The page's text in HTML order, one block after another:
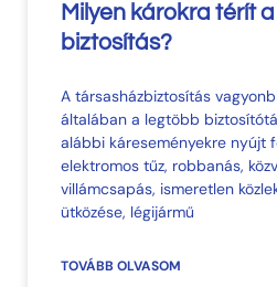
Milyen károkra térít
biztosítás?​
A társasházbiztosítás
általában a legtöbb
alábbi káreseményekre nyújt
elektromos tűz, robbanás,
villámcsapás, ismeretlen
ütközése, légijármű
TOVÁBB OLVASOM